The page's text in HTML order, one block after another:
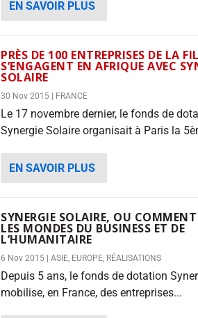
EN SAVOIR PLUS
PRÈS DE 100 ENTREPRISES DE LA
S’ENGAGENT EN AFRIQUE AVEC
SOLAIRE
30 Nov 2015 FRANCE
Le 17 novembre dernier, le fonds de
Synergie Solaire organisait à Paris la
EN SAVOIR PLUS
SYNERGIE SOLAIRE, OU
LES MONDES DU BUSINESS ET DE
L’HUMANITAIRE
6 Nov 2015 ASIE, EUROPE, RÉALISATIONS
Depuis 5 ans, le fonds de dotation
mobilise, en France, des entreprises...